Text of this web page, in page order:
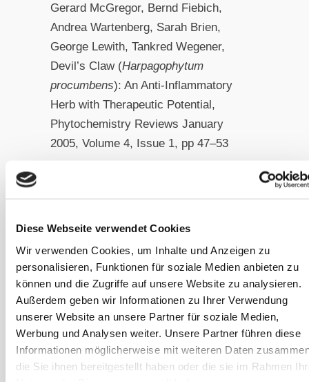
Diese Webseite verwendet Cookies
Wir verwenden Cookies, um Inhalte und Anzeigen zu
personalisieren, Funktionen für soziale Medien anbieten zu
können und die Zugriffe auf unsere Website zu analysieren.
Außerdem geben wir Informationen zu Ihrer Verwendung
unserer Website an unsere Partner für soziale Medien,
Werbung und Analysen weiter. Unsere Partner führen diese
Informationen möglicherweise mit weiteren Daten
die Sie ihnen bereitgestellt haben oder die sie im Rahmen
Gerard McGregor, Bernd Fiebich,
Andrea Wartenberg, Sarah Brien,
George Lewith, Tankred Wegener,
Devil’s Claw (Harpagophytum
procumbens): An Anti-Inflammatory
Herb with Therapeutic Potential,
Phytochemistry Reviews January
2005, Volume 4, Issue 1, pp 47–53
biological activity of
procumbens,Journal of
Ethnopharmacology,Volume 143,
Issue 3, 11 October 2012, Pages 755–
771
Christina Fritz, Souel Maleh,